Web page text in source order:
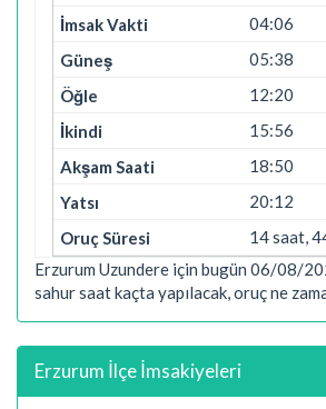
04:06
05:38
12:20
15:56
18:50
20:12
14 saat,
Erzurum Uzundere için bugün 06/08/
sahur saat kaçta yapılacak, oruç ne
Erzurum İlçe İmsakiyeleri